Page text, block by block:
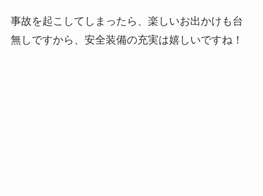
事故を起こしてしまったら、楽しいお出かけも台
無しですから、安全装備の充実は嬉しいですね！